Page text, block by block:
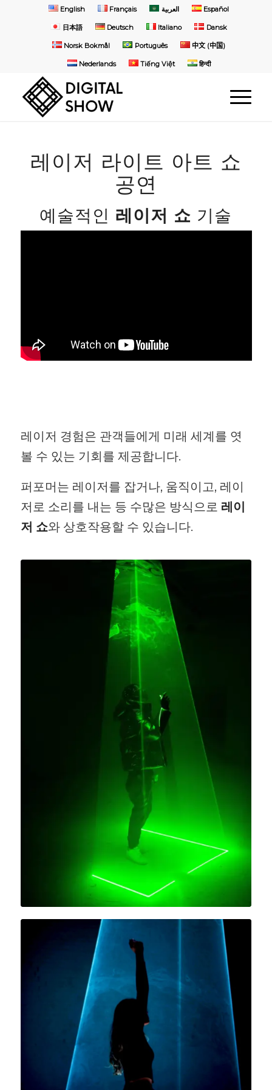
English Français العربية Español
日本語 Deutsch Italiano Dansk
Norsk Bokmål Português 中文 (中国)
Nederlands Tiếng Việt हिन्दी
레이저 라이트 아트 쇼
공연
예술적인 레이저 쇼 기술
레이저 경험은 관객들에게 미래 세계를 엿
볼 수 있는 기회를 제공합니다.
퍼포머는 레이저를 잡거나, 움직이고, 레이
저로 소리를 내는 등 수많은 방식으로 레이
저 쇼와 상호작용할 수 있습니다.